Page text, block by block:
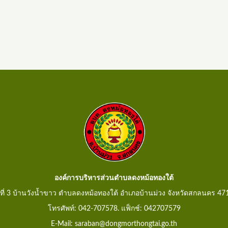
องค์การบริหารส่วนตำบลดงหม้อทองใต้
3 บ้านวังน้ำขาว ตำบลดงหม้อทองใต้ อำเภอบ้านม่วง จังหวัดสกลนคร
โทรศัพท์: 042-707578. แฟ็กช์: 042707579
E-Mail: saraban@dongmorthongtai.go.th